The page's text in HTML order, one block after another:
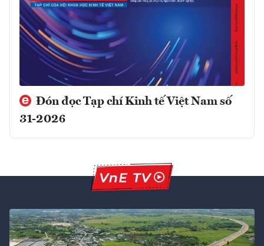
Đón đọc Tạp chí Kinh tế Việt Nam số
31-2026